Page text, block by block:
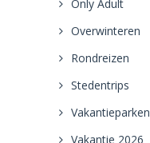
Only Adult
Overwinteren
Rondreizen
Stedentrips
Vakantieparken
Vakantie 2026